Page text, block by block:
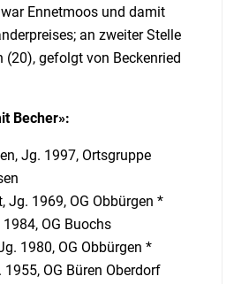
Ennetmoos und damit
an zweiter Stelle
(20), gefolgt von Beckenried
Becher»:
Jg. 1997, Ortsgruppe
Jg. 1969, OG Obbürgen *
OG Buochs
1980, OG Obbürgen *
OG Büren Oberdorf